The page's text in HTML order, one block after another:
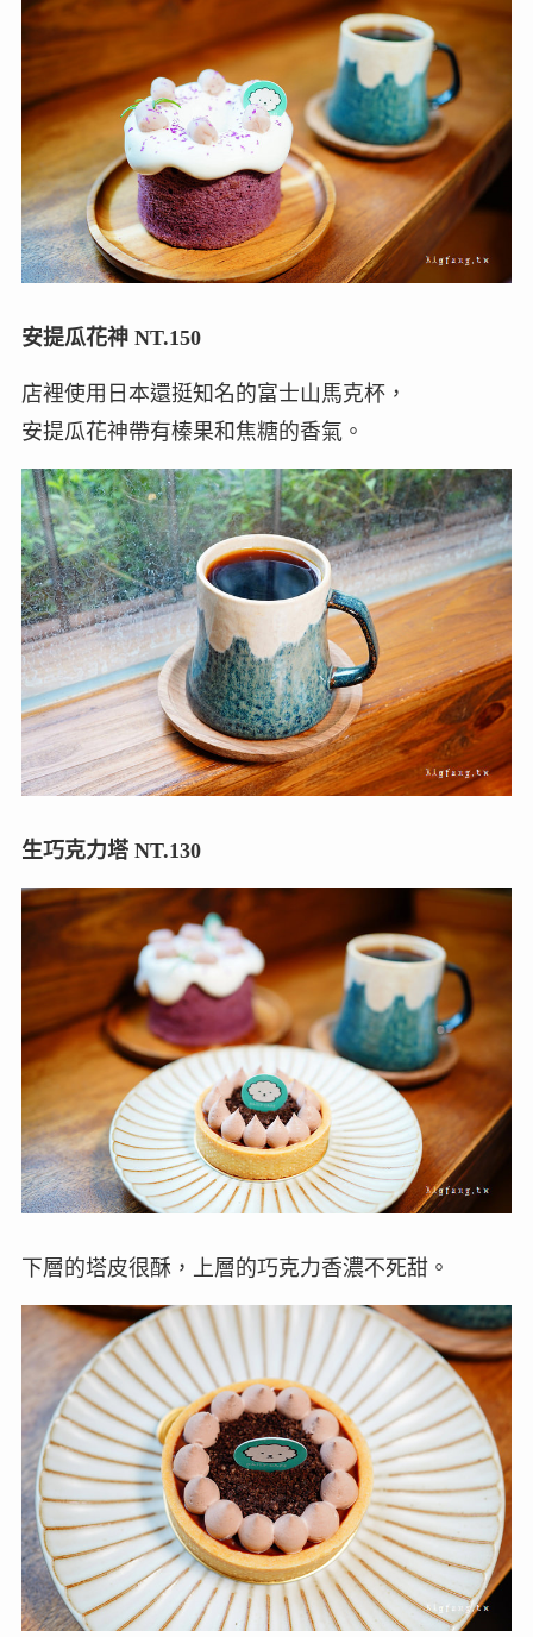
安提瓜花神 NT.150
店裡使用日本還挺知名的富士山馬克杯，
安提瓜花神帶有榛果和焦糖的香氣。
生巧克力塔 NT.130
下層的塔皮很酥，上層的巧克力香濃不死甜。